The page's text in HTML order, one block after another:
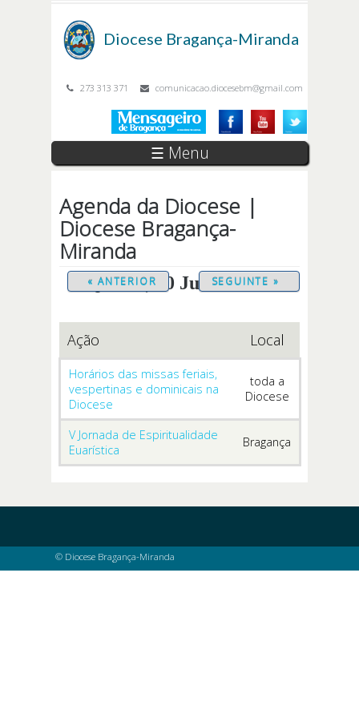
Diocese Bragança-Miranda
273 313 371 comunicacao.diocesebm@gmail.com
☰ Menu
Agenda da Diocese |
Diocese Bragança-
Miranda
Quarta, 10 Junho 2026
« ANTERIOR SEGUINTE »
Ação Local
Horários das missas feriais,
vespertinas e dominicais na
Diocese
toda a
Diocese
V Jornada de Espiritualidade
Euarística
Bragança
© Diocese Bragança-Miranda